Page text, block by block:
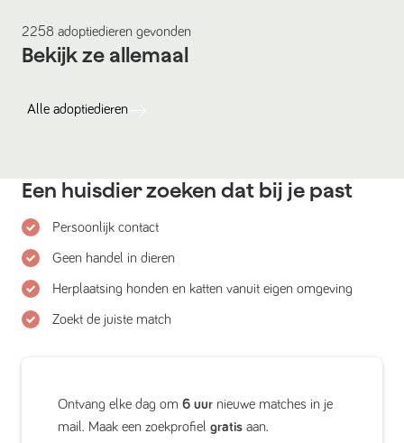
2258 adoptiedieren gevonden
Bekijk ze allemaal
Alle adoptiedieren
Een huisdier zoeken dat bij je past
Persoonlijk contact
Geen handel in dieren
Herplaatsing honden en katten vanuit eigen omgeving
Zoekt de juiste match
Ontvang elke dag om 6 uur nieuwe matches in je
mail. Maak een zoekprofiel gratis aan.